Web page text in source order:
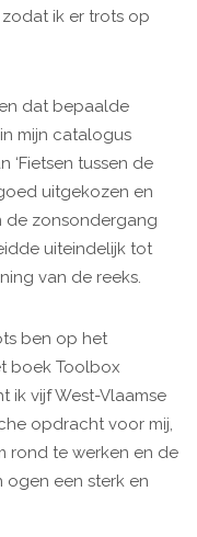
ik er trots op
dat bepaalde
mijn catalogus
‘Fietsen tussen de
uitgekozen en
de zonsondergang
uiteindelijk tot
van de reeks.
ben op het
boek Toolbox
ik vijf West-Vlaamse
opdracht voor mij,
rond te werken en de
ogen een sterk en